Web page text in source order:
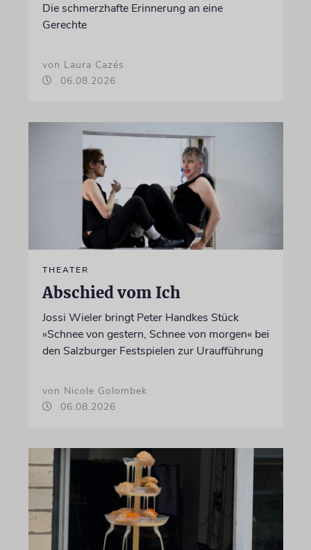
Die schmerzhafte Erinnerung an eine
Gerechte
von Laura Cazés
06.08.2026
THEATER
Abschied vom Ich
Jossi Wieler bringt Peter Handkes Stück
»Schnee von gestern, Schnee von morgen« bei
den Salzburger Festspielen zur Uraufführung
von Nicole Golombek
06.08.2026